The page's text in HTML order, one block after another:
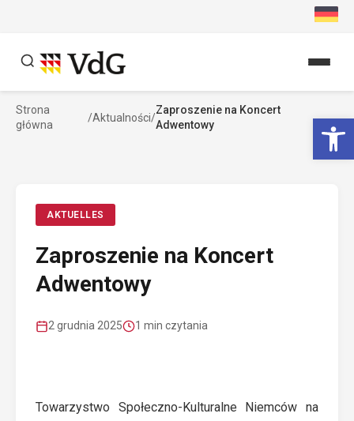
Szukaj
Strona
główna
/Aktualności/
Zaproszenie na Koncert
Adwentowy
AKTUELLES
Zaproszenie na Koncert
Adwentowy
2 grudnia 2025 1 min czytania
Towarzystwo Społeczno-Kulturalne Niemców na